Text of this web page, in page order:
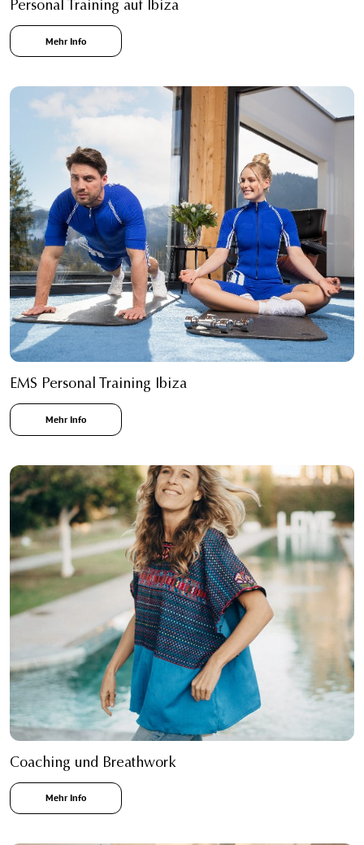
Personal Training auf Ibiza
Mehr Info
EMS Personal Training Ibiza
Mehr Info
Coaching und Breathwork
Mehr Info